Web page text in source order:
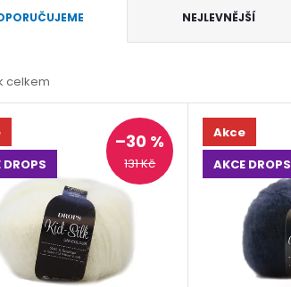
NEJLEVNĚJŠÍ
celkem
DROPS
131 Kč
–30 %
Akce
AKCE DROPS